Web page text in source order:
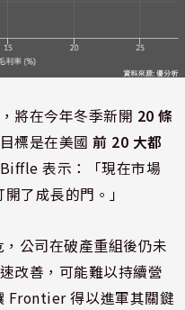
將在今年冬季新開 20 條
標是在美國前 20 大都
表示：「現在市場
了成長的門。」
公司在破產重組後仍未
改善，可能難以持續營
Frontier 得以進軍其關鍵